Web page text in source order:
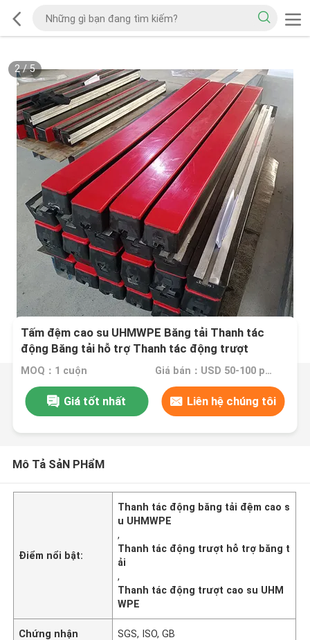
2/5
Tấm đệm cao su UHMWPE Băng tải Thanh tác
động Băng tải hỗ trợ Thanh tác động trượt
MOQ：1 cuộn Giá bán：USD 50-100 per roll
Giá tốt nhất Liên hệ chúng tôi
Mô Tả SảN PHẩM
Điểm nổi bật:
Thanh tác động băng tải đệm cao s
u UHMWPE
,
Thanh tác động trượt hỗ trợ băng t
ải
,
Thanh tác động trượt cao su UHM
WPE
Chứng nhận SGS, ISO, GB